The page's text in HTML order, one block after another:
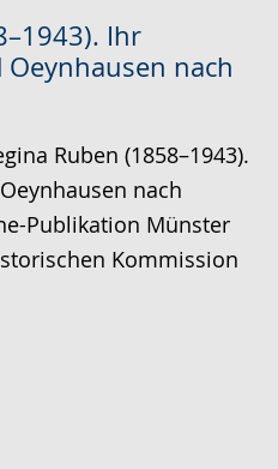
Ihr
Oeynhausen nach
Ruben (1858–1943).
nach
Publikation Münster
Kommission